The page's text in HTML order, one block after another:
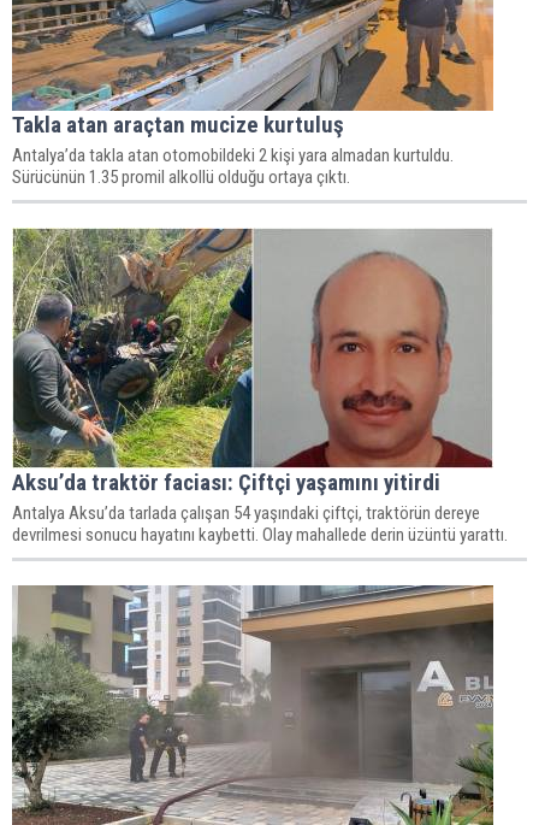
Takla atan araçtan mucize kurtuluş
Antalya’da takla atan otomobildeki 2 kişi yara almadan kurtuldu.
Sürücünün 1.35 promil alkollü olduğu ortaya çıktı.
Aksu’da traktör faciası: Çiftçi yaşamını yitirdi
Antalya Aksu’da tarlada çalışan 54 yaşındaki çiftçi, traktörün dereye
devrilmesi sonucu hayatını kaybetti. Olay mahallede derin üzüntü yarattı.